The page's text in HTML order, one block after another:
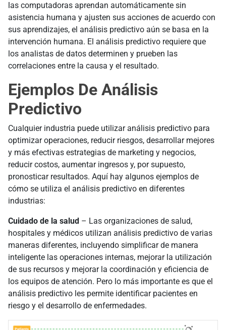
las computadoras aprendan automáticamente sin
asistencia humana y ajusten sus acciones de acuerdo con
sus aprendizajes, el análisis predictivo aún se basa en la
intervención humana. El análisis predictivo requiere que
los analistas de datos determinen y prueben las
correlaciones entre la causa y el resultado.
Ejemplos De Análisis
Predictivo
Cualquier industria puede utilizar análisis predictivo para
optimizar operaciones, reducir riesgos, desarrollar mejores
y más efectivas estrategias de marketing y negocios,
reducir costos, aumentar ingresos y, por supuesto,
pronosticar resultados. Aquí hay algunos ejemplos de
cómo se utiliza el análisis predictivo en diferentes
industrias:
Cuidado de la salud – Las organizaciones de salud,
hospitales y médicos utilizan análisis predictivo de varias
maneras diferentes, incluyendo simplificar de manera
inteligente las operaciones internas, mejorar la utilización
de sus recursos y mejorar la coordinación y eficiencia de
los equipos de atención. Pero lo más importante es que el
análisis predictivo les permite identificar pacientes en
riesgo y el desarrollo de enfermedades.